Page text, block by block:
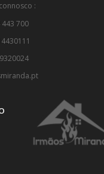
:
700